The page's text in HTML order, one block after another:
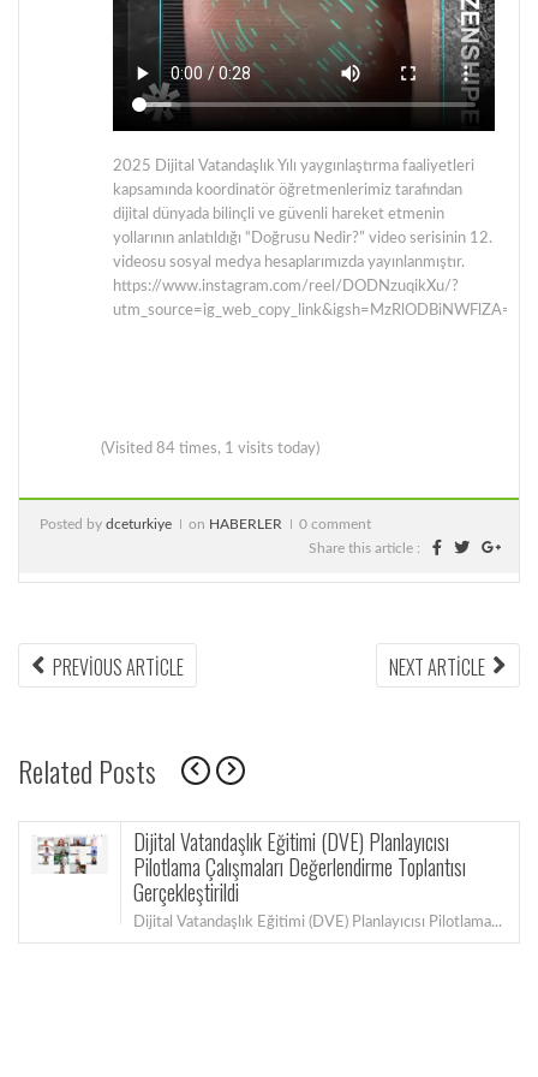
2025 Dijital Vatandaşlık Yılı yaygınlaştırma faaliyetleri
kapsamında koordinatör öğretmenlerimiz tarafından
dijital dünyada bilinçli ve güvenli hareket etmenin
yollarının anlatıldığı “Doğrusu Nedir?” video serisinin 12.
videosu sosyal medya hesaplarımızda yayınlanmıştır.
https://www.instagram.com/reel/DODNzuqikXu/?
utm_source=ig_web_copy_link&igsh=MzRlODBiNWFlZA==
(Visited 84 times, 1 visits today)
Posted by dceturkiye on HABERLER
0 comment
Share this article :
PREVIOUS ARTICLE NEXT ARTICLE
Related Posts
Dijital Vatandaşlık Eğitimi (DVE) Planlayıcısı
Pilotlama Çalışmaları Değerlendirme Toplantısı
Gerçekleştirildi
Dijital Vatandaşlık Eğitimi (DVE) Planlayıcısı Pilotlama...